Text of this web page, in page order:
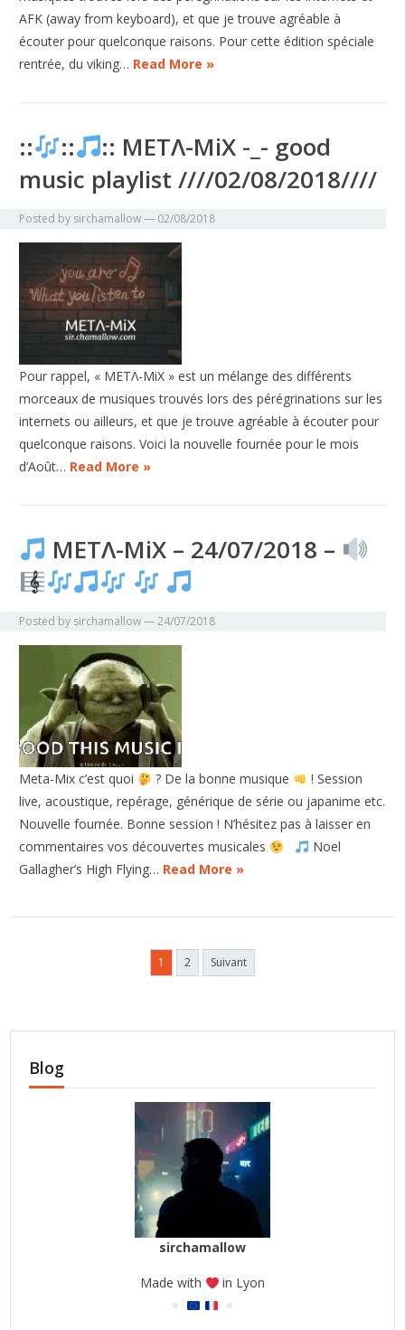
AFK (away from keyboard), et que je trouve agréable à
écouter pour quelconque raisons. Pour cette édition spéciale
rentrée, du viking… Read More »
:: ::
:: METΛ-MiX -_- good
music playlist ////02/08/2018////
Posted by sirchamallow— 02/08/2018
Pour rappel, « METΛ-MiX » est un mélange des différents
morceaux de musiques trouvés lors des pérégrinations sur les
internets ou ailleurs, et que je trouve agréable à écouter pour
quelconque raisons. Voici la nouvelle fournée pour le mois
d’Août… Read More »
METΛ-MiX – 24/07/2018 –
Posted by sirchamallow—24/07/2018
Meta-Mix c’est quoi ? De la bonne musique
! Session
live, acoustique, repérage, générique de série ou japanime etc.
Nouvelle fournée. Bonne session ! N’hésitez pas à laisser en
commentaires vos découvertes musicales
Noel
Gallagher’s High Flying… Read More »
1 2 Suivant
Blog
sirchamallow
Made with in Lyon